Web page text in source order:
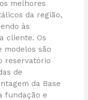
melhores
da região,
às
cliente. Os
modelos são
reservatório
de
da Base
fundação e